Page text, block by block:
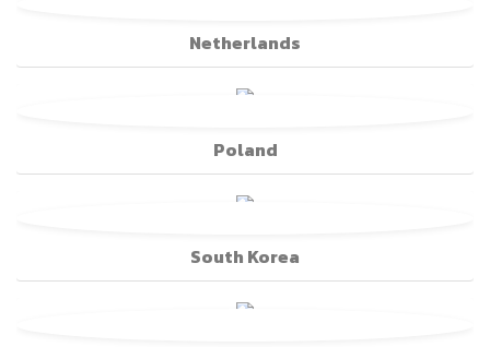
Netherlands
Poland
South Korea